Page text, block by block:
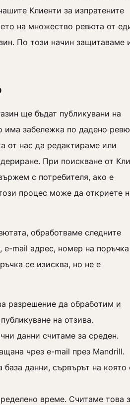
Клиенти за изпратените
на множество ревюта от
По този начин защитаваме
ще бъдат публикувани на
има забележка по дадено
от нас да редактираме или
При поискване от
с потребителя, ако е
процес може да откриете
обработваме следните
mail адрес, номер на
се изисква, но не е
разрешение да обработим и
на отзива.
данни считаме за среден.
чрез e-mail през Mandrill.
база данни, сървърът на която
време. Считаме това